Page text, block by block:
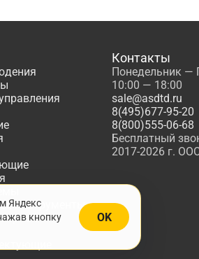
Инструменты
Контакты
Понедельник —
10:00 — 18:00
sale@asdtd.ru
8(495)677-95-20
8(800)555-06-68
Бесплатный
2017-2026 г.
Яндекс
кнопку
OK